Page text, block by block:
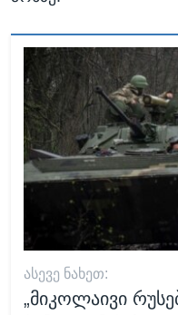
ᲐᲡᲔᲕᲔ ᲜᲐᲮᲔᲗ:
„მიკოლაივი